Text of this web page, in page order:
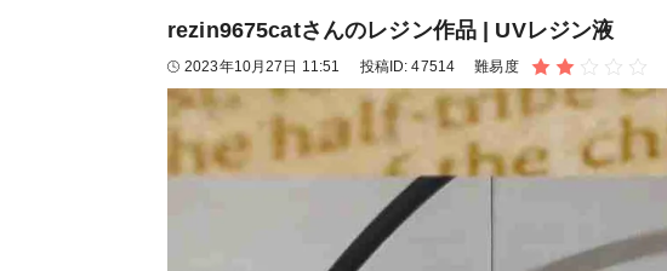
rezin9675catさんのレジン作品 | UVレジン液
2023年10月27日 11:51 投稿ID:47514 難易度